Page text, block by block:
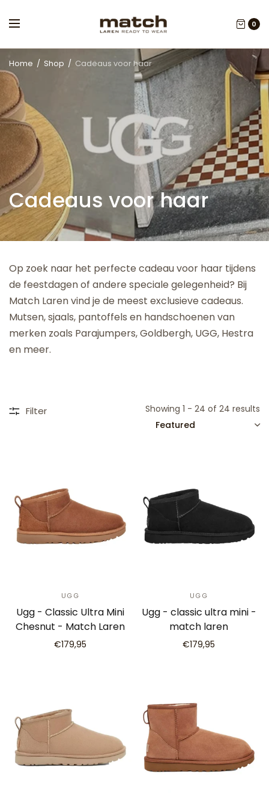
0
Home / Shop / Cadeaus voor haar
Cadeaus voor haar
Op zoek naar het perfecte cadeau voor haar tijdens
de feestdagen of andere speciale gelegenheid? Bij
Match Laren vind je de meest exclusieve cadeaus.
Mutsen, sjaals, pantoffels en handschoenen van
merken zoals Parajumpers, Goldbergh, UGG, Hestra
en meer.
Filter Showing 1 - 24 of 24 results
UGG
Ugg - Classic Ultra Mini
Chesnut - Match Laren
€179,95
UGG
Ugg - classic ultra mini -
match laren
€179,95